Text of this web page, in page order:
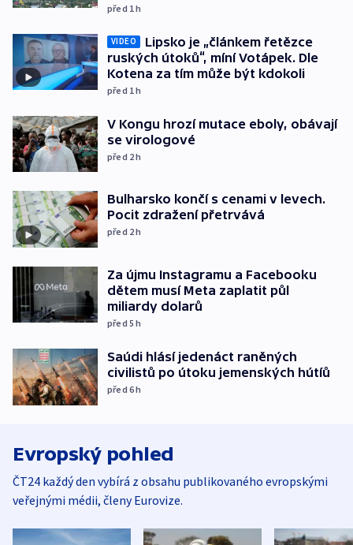
před 1h
VIDEO
Lipsko je „článkem řetězce
ruských útoků“, míní Votápek. Dle
Kotena za tím může být kdokoli
před 1h
V Kongu hrozí mutace eboly, obávají
se virologové
před 2h
Bulharsko končí s cenami v levech.
Pocit zdražení přetrvává
před 2h
Za újmu Instagramu a Facebooku
dětem musí Meta zaplatit půl
miliardy dolarů
před 5h
Saúdi hlásí jedenáct raněných
civilistů po útoku jemenských hútíů
před 6h
Evropský pohled
ČT24 každý den vybírá z obsahu publikovaného evropskými
veřejnými médii, členy Eurovize.